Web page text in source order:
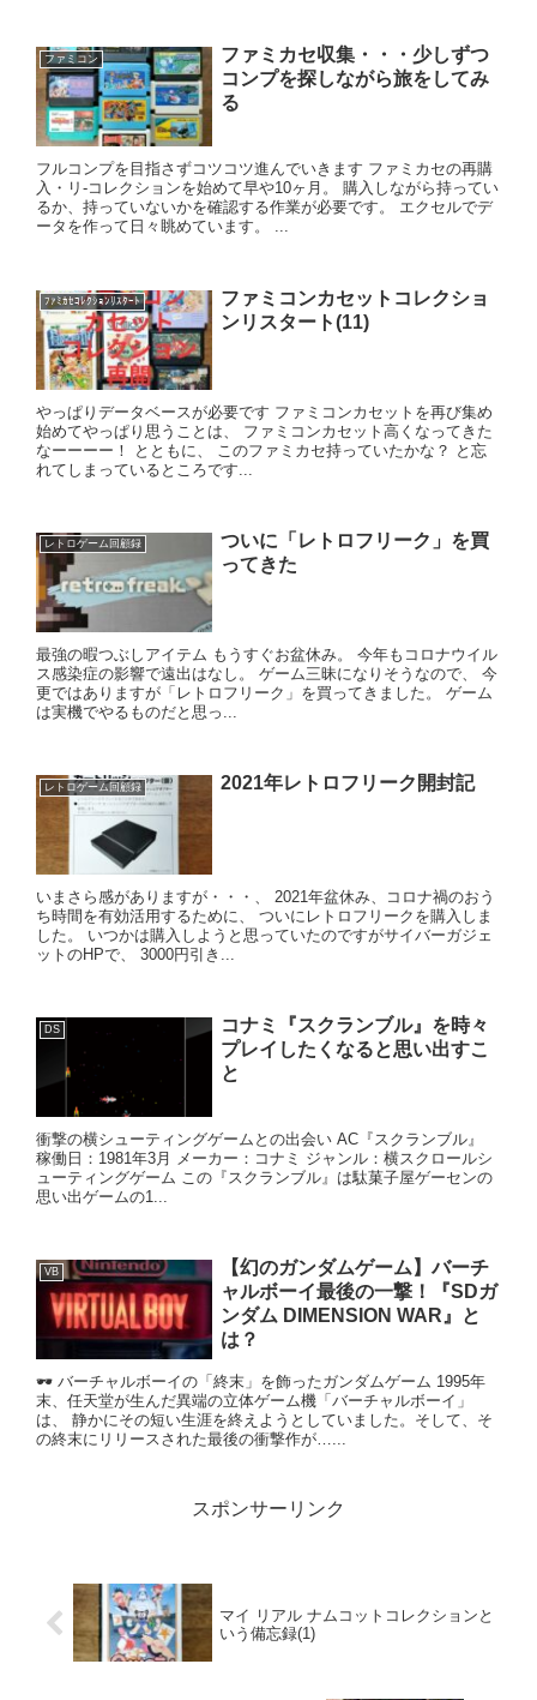
ファミコン
ファミカセ収集・・・少しずつ
コンプを探しながら旅をしてみ
る
フルコンプを目指さずコツコツ進んでいきます ファミカセの再購
入・リ-コレクションを始めて早や10ヶ月。 購入しながら持ってい
るか、持っていないかを確認する作業が必要です。 エクセルでデ
ータを作って日々眺めています。 ...
ﾌｧﾐｶｾｺﾚｸｼｮﾝﾘｽﾀｰﾄ
ファミコンカセットコレクショ
ンリスタート(11)
やっぱりデータベースが必要です ファミコンカセットを再び集め
始めてやっぱり思うことは、 ファミコンカセット高くなってきた
なーーーー！ とともに、 このファミカセ持っていたかな？ と忘
れてしまっているところです...
レトロゲーム回顧録
ついに「レトロフリーク」を買
ってきた
最強の暇つぶしアイテム もうすぐお盆休み。 今年もコロナウイル
ス感染症の影響で遠出はなし。 ゲーム三昧になりそうなので、 今
更ではありますが「レトロフリーク」を買ってきました。 ゲーム
は実機でやるものだと思っ...
レトロゲーム回顧録 2021年レトロフリーク開封記
いまさら感がありますが・・・、 2021年盆休み、コロナ禍のおう
ち時間を有効活用するために、 ついにレトロフリークを購入しま
した。 いつかは購入しようと思っていたのですがサイバーガジェ
ットのHPで、 3000円引き...
DS
コナミ『スクランブル』を時々
プレイしたくなると思い出すこ
と
衝撃の横シューティングゲームとの出会い AC『スクランブル』
稼働日：1981年3月 メーカー：コナミ ジャンル：横スクロールシ
ューティングゲーム この『スクランブル』は駄菓子屋ゲーセンの
思い出ゲームの1...
VB
【幻のガンダムゲーム】バーチ
ャルボーイ最後の一撃！『SDガ
ンダム DIMENSION WAR』と
は？
🕶 バーチャルボーイの「終末」を飾ったガンダムゲーム 1995年
末、任天堂が生んだ異端の立体ゲーム機「バーチャルボーイ」
は、 静かにその短い生涯を終えようとしていました。そして、そ
の終末にリリースされた最後の衝撃作が…...
スポンサーリンク
マイ リアル ナムコットコレクションと
いう備忘録(1)